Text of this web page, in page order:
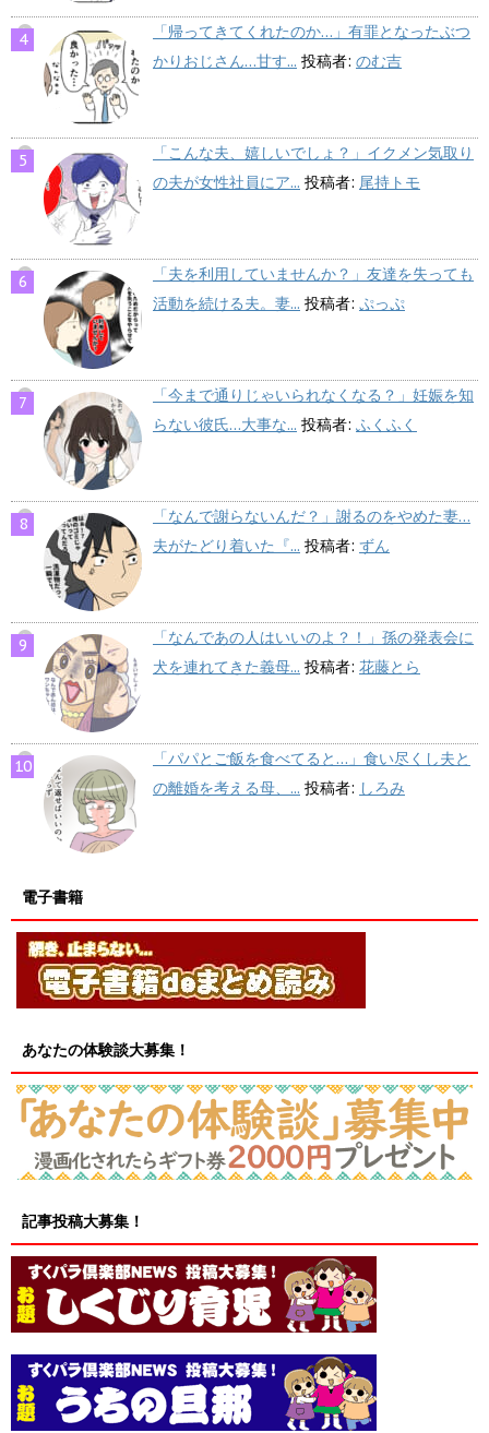
「帰ってきてくれたのか…」有罪となったぶつ
かりおじさん…甘す... 投稿者: のむ吉
「こんな夫、嬉しいでしょ？」イクメン気取り
の夫が女性社員にア... 投稿者: 尾持トモ
「夫を利用していませんか？」友達を失っても
活動を続ける夫。妻... 投稿者: ぷっぷ
「今まで通りじゃいられなくなる？」妊娠を知
らない彼氏…大事な... 投稿者: ふくふく
「なんで謝らないんだ？」謝るのをやめた妻…
夫がたどり着いた『... 投稿者: ずん
「なんであの人はいいのよ？！」孫の発表会に
犬を連れてきた義母... 投稿者: 花藤とら
「パパとご飯を食べてると…」食い尽くし夫と
の離婚を考える母、... 投稿者: しろみ
電子書籍
あなたの体験談大募集！
記事投稿大募集！